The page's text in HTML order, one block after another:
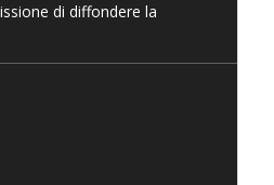
di diffondere la